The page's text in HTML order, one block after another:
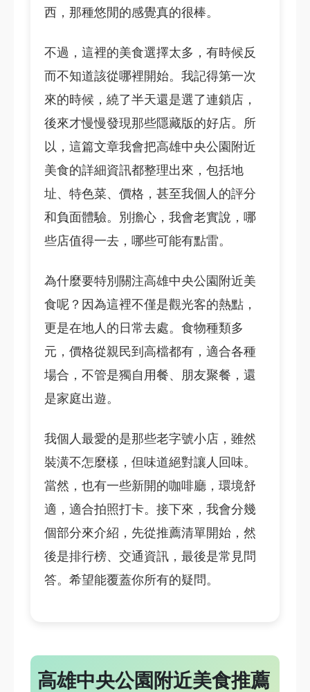
西，那種悠閒的感覺真的很棒。
不過，這裡的美食選擇太多，有時候反
而不知道該從哪裡開始。我記得第一次
來的時候，繞了半天還是選了連鎖店，
後來才慢慢發現那些隱藏版的好店。所
以，這篇文章我會把高雄中央公園附近
美食的詳細資訊都整理出來，包括地
址、特色菜、價格，甚至我個人的評分
和負面體驗。別擔心，我會老實說，哪
些店值得一去，哪些可能有點雷。
為什麼要特別關注高雄中央公園附近美
食呢？因為這裡不僅是觀光客的熱點，
更是在地人的日常去處。食物種類多
元，價格從親民到高檔都有，適合各種
場合，不管是獨自用餐、朋友聚餐，還
是家庭出遊。
我個人最愛的是那些老字號小店，雖然
裝潢不怎麼樣，但味道絕對讓人回味。
當然，也有一些新開的咖啡廳，環境舒
適，適合拍照打卡。接下來，我會分幾
個部分來介紹，先從推薦清單開始，然
後是排行榜、交通資訊，最後是常見問
答。希望能覆蓋你所有的疑問。
高雄中央公園附近美食推薦